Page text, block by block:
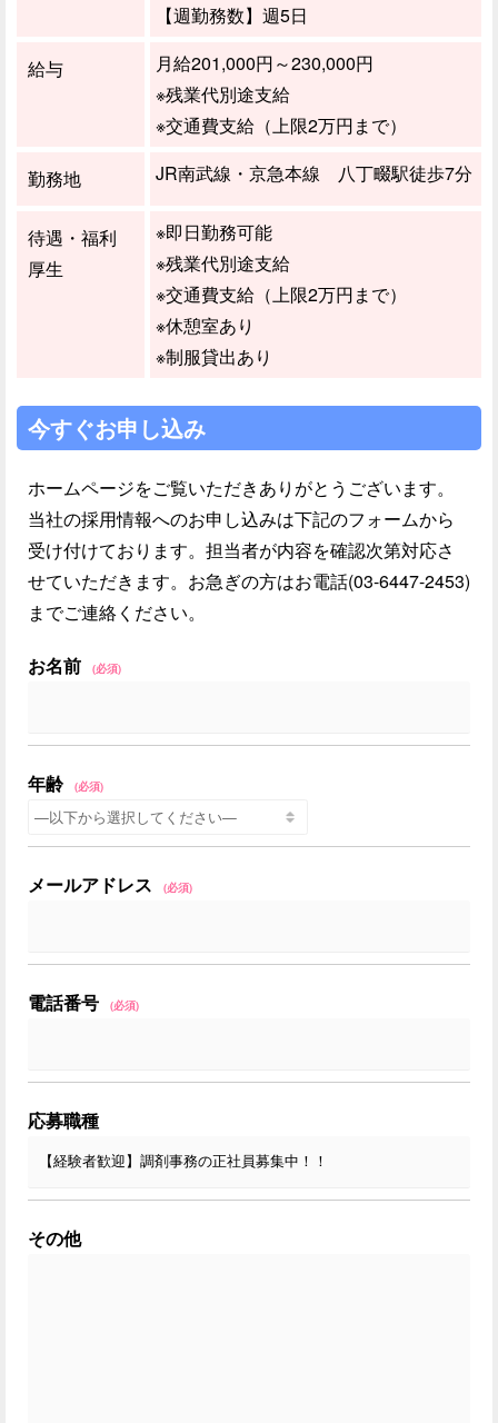
【週勤務数】週5日
給与
月給201,000円～230,000円
※残業代別途支給
※交通費支給（上限2万円まで）
勤務地 JR南武線・京急本線 八丁畷駅徒歩7分
待遇・福利
厚生
※即日勤務可能
※残業代別途支給
※交通費支給（上限2万円まで）
※休憩室あり
※制服貸出あり
今すぐお申し込み
ホームページをご覧いただきありがとうございます。
当社の採用情報へのお申し込みは下記のフォームから
受け付けております。担当者が内容を確認次第対応さ
せていただきます。お急ぎの方はお電話(03-6447-2453)
までご連絡ください。
お名前 (必須)
年齢 (必須)
メールアドレス (必須)
電話番号 (必須)
応募職種
その他